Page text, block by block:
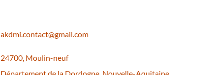
akdmi.contact@gmail.com
24700, Moulin-neuf